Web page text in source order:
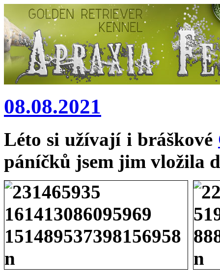
08.08.2021
Léto si užívají i bráškové
páníčků jsem jim vložila